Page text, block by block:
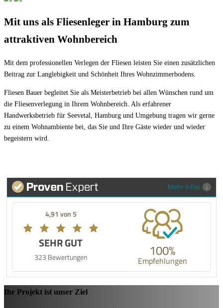
Mit uns als Fliesenleger in Hamburg zum
attraktiven Wohnbereich
Mit dem professionellen Verlegen der Fliesen leisten Sie einen zusätzlichen
Beitrag zur Langlebigkeit und Schönheit Ihres Wohnzimmerbodens.
Fliesen Bauer begleitet Sie als Meisterbetrieb bei allen Wünschen rund um
die Fliesenverlegung in Ihrem Wohnbereich. Als erfahrener
Handwerksbetrieb für Seevetal, Hamburg und Umgebung tragen wir gerne
zu einem Wohnambiente bei, das Sie und Ihre Gäste wieder und wieder
begeistern wird.
Mehr Infos
4,91 von 5
SEHR GUT
323 Bewertungen 100%
Empfehlungen
Ihr Projekt ist unser Ziel